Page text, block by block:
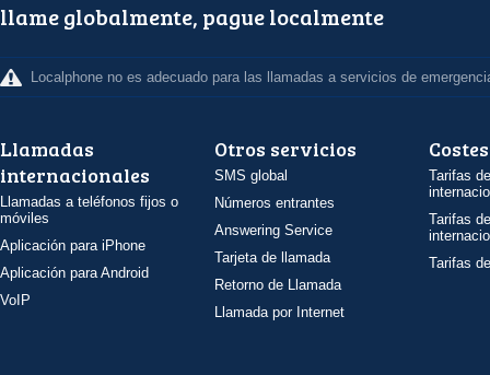
llame globalmente, pague localmente
Localphone no es adecuado para las llamadas a servicios de
Llamadas
internacionales
Llamadas a teléfonos fijos o
móviles
Aplicación para iPhone
Aplicación para Android
VoIP
Otros servicios
SMS global
Números entrantes
Answering Service
Tarjeta de llamada
Retorno de Llamada
Llamada por Internet
Costes
Tarifas
Tarifas
Tarifas